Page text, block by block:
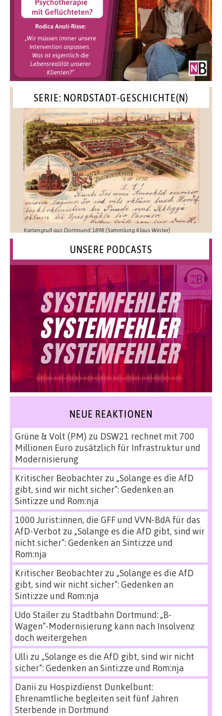
SERIE: NORDSTADT-GESCHICHTE(N)
Kartengruß aus Dortmund 1898 (Sammlung Klaus Winter)
UNSERE PODCASTS
NEUE REAKTIONEN
Grüne & Volt (PM) zu DSW21 rechnet mit 700
Millionen Euro zusätzlich für Infrastruktur und
Modernisierung
Kritischer Beobachterzu „Solange es die AfD
gibt, sind wir nicht sicher“: Gedenken an
Sinti:zze und Rom:nja
1000 Jurist:innen, die GFF und VVN-BdA für das
AfD-Verbot zu „Solange es die AfD gibt, sind wir
nicht sicher“: Gedenken an Sinti:zze und
Rom:nja
Kritischer Beobachterzu „Solange es die AfD
gibt, sind wir nicht sicher“: Gedenken an
Sinti:zze und Rom:nja
Udo Stailerzu Stadtbahn Dortmund: „B-
Wagen“-Modernisierung kann nach Insolvenz
doch weitergehen
Ulli zu „Solange es die AfD gibt, sind wir nicht
sicher“: Gedenken an Sinti:zze und Rom:nja
Danii zu Hospizdienst Dunkelbunt:
Ehrenamtliche begleiten seit fünf Jahren
Sterbende in Dortmund